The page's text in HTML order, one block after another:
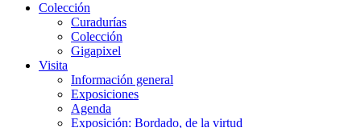
Colección
Curadurías
Colección
Gigapixel
Visita
Información general
Exposiciones
Agenda
Exposición: Bordado, de la virtud